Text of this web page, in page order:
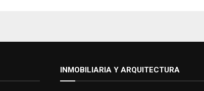
INMOBILIARIA Y ARQUITECTURA